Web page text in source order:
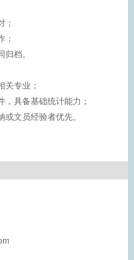
；
；
档。
关专业；
具备基础统计能力；
文员经验者优先。